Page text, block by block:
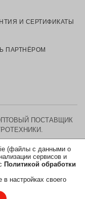
(файлы с данными о
сервисов и
Политикой обработки
настройках своего
И СЕРТИФИКАТЫ
ПАРТНЁРОМ
ПОСТАВЩИК
ДАННЫХ